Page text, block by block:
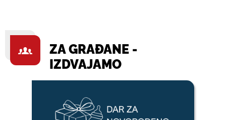
ZA GRAĐANE -
IZDVAJAMO